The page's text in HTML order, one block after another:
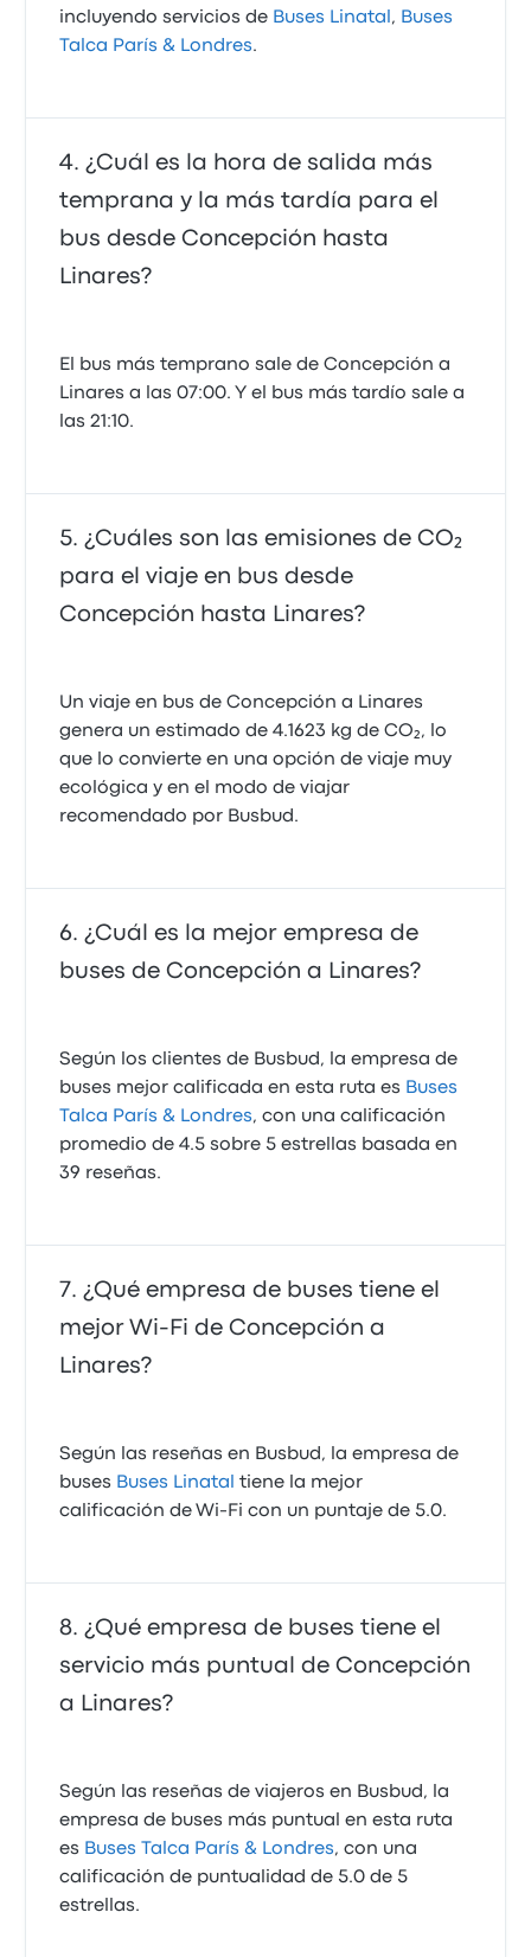
incluyendo servicios de Buses Linatal , Buses
Talca París & Londres.
¿Cuál es la hora de salida más
temprana y la más tardía para el
bus desde Concepción hasta
Linares?
El bus más temprano sale de Concepción a
Linares a las 07:00. Y el bus más tardío sale a
las 21:10.
¿Cuáles son las emisiones de CO₂
para el viaje en bus desde
Concepción hasta Linares?
Un viaje en bus de Concepción a Linares
genera un estimado de 4.1623 kg de CO₂, lo
que lo convierte en una opción de viaje muy
ecológica y en el modo de viajar
recomendado por Busbud.
¿Cuál es la mejor empresa de
buses de Concepción a Linares?
Según los clientes de Busbud, la empresa de
buses mejor calificada en esta ruta es Buses
Talca París & Londres, con una calificación
promedio de 4.5 sobre 5 estrellas basada en
39 reseñas.
¿Qué empresa de buses tiene el
mejor Wi-Fi de Concepción a
Linares?
Según las reseñas en Busbud, la empresa de
buses Buses Linatal
tiene la mejor
calificación de Wi‑Fi con un puntaje de 5.0.
¿Qué empresa de buses tiene el
servicio más puntual de Concepción
a Linares?
Según las reseñas de viajeros en Busbud, la
empresa de buses más puntual en esta ruta
es Buses Talca París & Londres, con una
calificación de puntualidad de 5.0 de 5
estrellas.